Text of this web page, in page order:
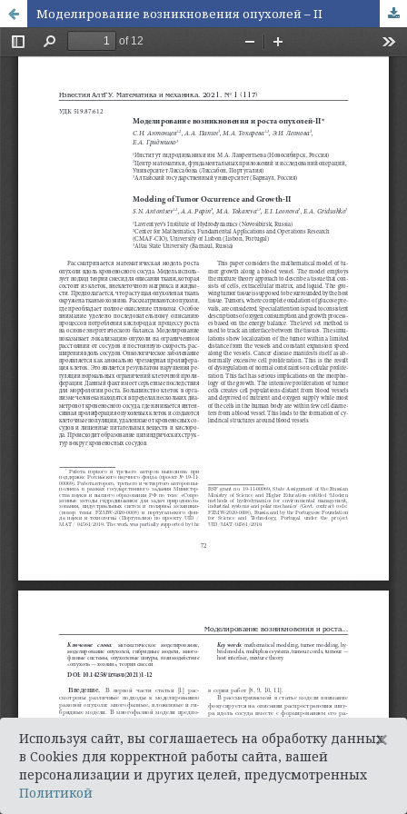
Моделирование возникновения опухолей – II
Используя сайт, вы соглашаетесь на обработку данных
в Cookies для корректной работы сайта, вашей
персонализации и других целей, предусмотренных
Политикой
×